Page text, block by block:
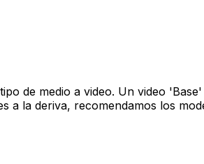
de medio a video. Un video
a la deriva, recomendamos los